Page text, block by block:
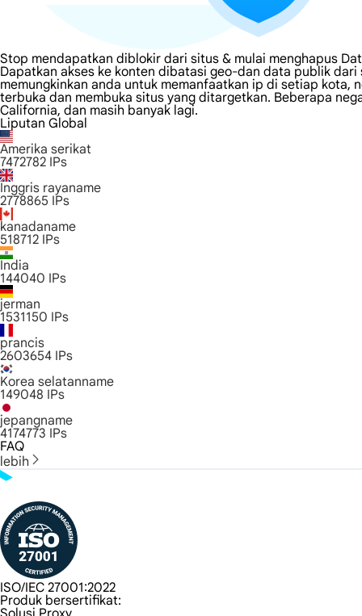
Stop mendapatkan diblokir dari situs & mulai menghapus
Dapatkan akses ke konten dibatasi geo-dan data publik dari
memungkinkan anda untuk memanfaatkan ip di setiap
terbuka dan membuka situs yang ditargetkan. Beberapa
California, dan masih banyak lagi.
Liputan Global
Amerika serikat
7472782 IPs
Inggris rayaname
2778865 IPs
kanadaname
518712 IPs
India
144040 IPs
jerman
1531150 IPs
prancis
2603654 IPs
Korea selatanname
149048 IPs
jepangname
4174773 IPs
FAQ
lebih
ISO/IEC 27001:2022
Produk bersertifikat: